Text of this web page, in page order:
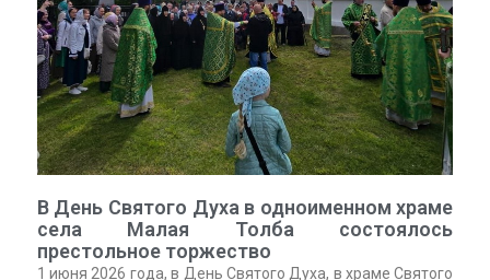
В День Святого Духа в одноименном храме
села Малая Толба состоялось
престольное торжество
1 июня 2026 года, в День Святого Духа, в храме Святого